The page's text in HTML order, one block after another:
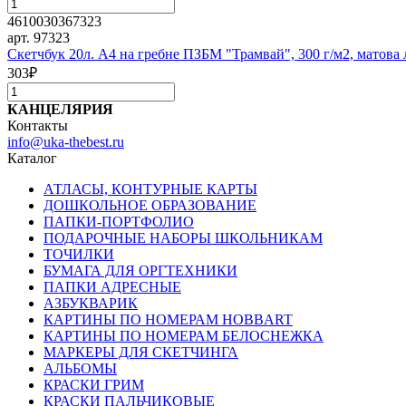
4610030367323
арт. 97323
Скетчбук 20л. А4 на гребне ПЗБМ "Трамвай", 300 г/м2,
303₽
КАНЦЕЛЯРИЯ
Контакты
info@uka-thebest.ru
Каталог
АТЛАСЫ, КОНТУРНЫЕ КАРТЫ
ДОШКОЛЬНОЕ ОБРАЗОВАНИЕ
ПАПКИ-ПОРТФОЛИО
ПОДАРОЧНЫЕ НАБОРЫ ШКОЛЬНИКАМ
ТОЧИЛКИ
БУМАГА ДЛЯ ОРГТЕХНИКИ
ПАПКИ АДРЕСНЫЕ
АЗБУКВАРИК
КАРТИНЫ ПО НОМЕРАМ HOBBART
КАРТИНЫ ПО НОМЕРАМ БЕЛОСНЕЖКА
МАРКЕРЫ ДЛЯ СКЕТЧИНГА
АЛЬБОМЫ
КРАСКИ ГРИМ
КРАСКИ ПАЛЬЧИКОВЫЕ